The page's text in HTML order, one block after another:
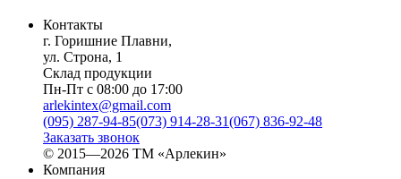
Контакты
г. Горишние Плавни,
ул. Строна, 1
Склад продукции
Пн-Пт с 08:00 до 17:00
arlekintex@gmail.com
(095) 287-94-85(073) 914-28-31(067) 836-92-48
Заказать звонок
© 2015—2026 ТМ «Арлекин»
Компания